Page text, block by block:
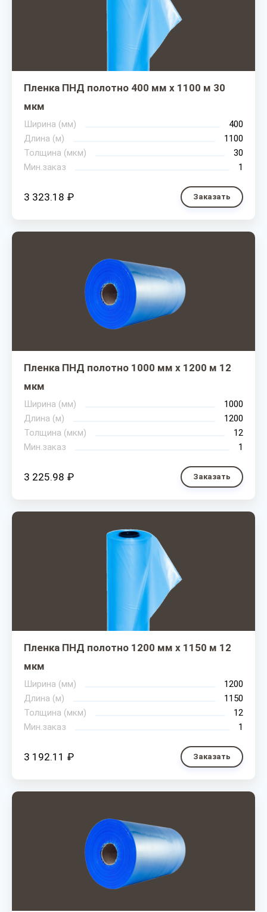
Пленка ПНД полотно 400 мм х 1100 м 30
мкм
Ширина (мм)
400
Длина (м)
1100
Толщина (мкм)
30
Мин.заказ
1
3 323.18 ₽ Заказать
Пленка ПНД полотно 1000 мм х 1200 м 12
мкм
Ширина (мм)
1000
Длина (м)
1200
Толщина (мкм)
12
Мин.заказ
1
3 225.98 ₽ Заказать
Пленка ПНД полотно 1200 мм х 1150 м 12
мкм
Ширина (мм)
1200
Длина (м)
1150
Толщина (мкм)
12
Мин.заказ
1
3 192.11 ₽ Заказать